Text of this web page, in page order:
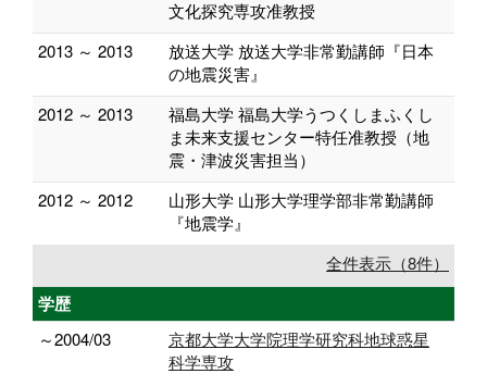
文化探究専攻准教授
2013 ～ 2013
放送大学 放送大学非常勤講師『日本
の地震災害』
2012 ～ 2013
福島大学 福島大学うつくしまふくし
ま未来支援センター特任准教授（地
震・津波災害担当）
2012 ～ 2012
山形大学 山形大学理学部非常勤講師
『地震学』
全件表示（8件）
学歴
～2004/03
京都大学大学院理学研究科地球惑星
科学専攻